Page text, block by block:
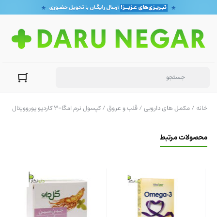
خانه /مکمل های دارویی/قلب و عروق/ کپسول نرم امگا-3 کاردیو یوروویتال
محصولات مرتبط